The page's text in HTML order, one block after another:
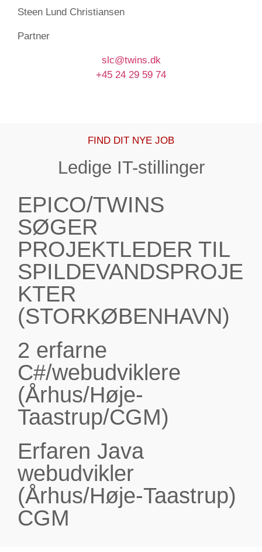
Steen Lund Christiansen
Partner
slc@twins.dk
+45 24 29 59 74
FIND DIT NYE JOB
Ledige IT-stillinger
EPICO/TWINS
SØGER
PROJEKTLEDER TIL
SPILDEVANDSPROJE
KTER
(STORKØBENHAVN)
2 erfarne
C#/webudviklere
(Århus/Høje-
Taastrup/CGM)
Erfaren Java
webudvikler
(Århus/Høje-Taastrup)
CGM